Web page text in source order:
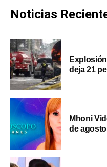
Noticias
deja 21
Mhoni
de